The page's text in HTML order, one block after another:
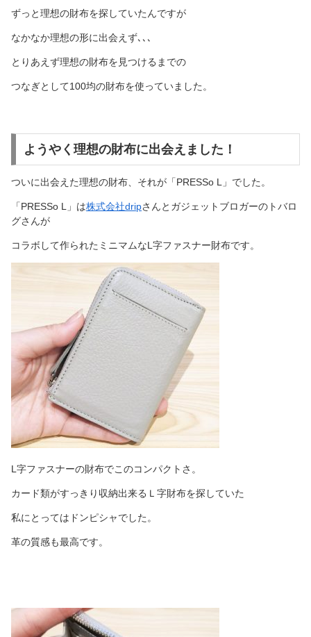
ずっと理想の財布を探していたんですが
なかなか理想の形に出会えず､､､
とりあえず理想の財布を見つけるまでの
つなぎとして100均の財布を使っていました。
ようやく理想の財布に出会えました！
ついに出会えた理想の財布、それが「PRESSo L」でした。
「PRESSo L」は株式会社dripさんとガジェットブロガーのトバロ
グさんが
コラボして作られたミニマムなL字ファスナー財布です。
L字ファスナーの財布でこのコンパクトさ。
カード類がすっきり収納出来るＬ字財布を探していた
私にとってはドンピシャでした。
革の質感も最高です。